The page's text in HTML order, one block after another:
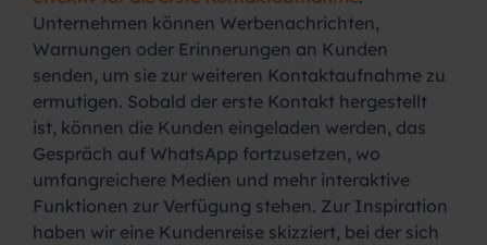
Unternehmen können Werbenachrichten,
Warnungen oder Erinnerungen an Kunden
senden, um sie zur weiteren Kontaktaufnahme zu
ermutigen. Sobald der erste Kontakt hergestellt
ist, können die Kunden eingeladen werden, das
Gespräch auf WhatsApp fortzusetzen, wo
umfangreichere Medien und mehr interaktive
Funktionen zur Verfügung stehen. Zur Inspiration
haben wir eine Kundenreise skizziert, bei der sich